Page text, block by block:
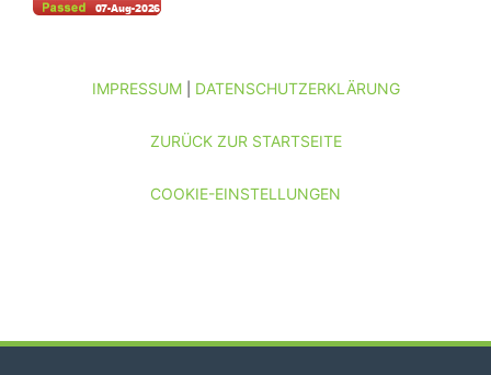
IMPRESSUM| DATENSCHUTZERKLÄRUNG
ZURÜCK ZUR STARTSEITE
COOKIE-EINSTELLUNGEN